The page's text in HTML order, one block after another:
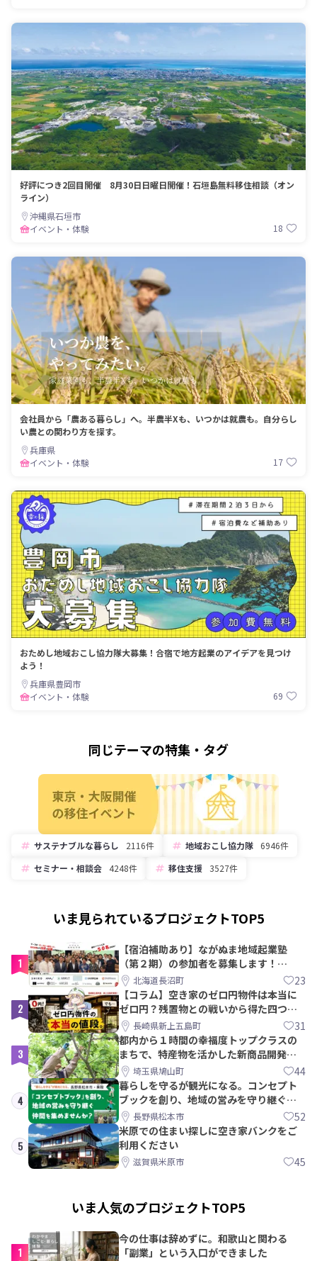
好評につき2回目開催 8月30日日曜日開催！石垣島無料移住相談（オン
ライン）
沖縄県石垣市
イベント・体験
18
会社員から「農ある暮らし」へ。半農半Xも、いつかは就農も。自分らし
い農との関わり方を探す。
兵庫県
イベント・体験
17
おためし地域おこし協力隊大募集！合宿で地方起業のアイデアを見つけ
よう！
兵庫県豊岡市
イベント・体験
69
同じテーマの特集・タグ
サステナブルな暮らし 2116件 地域おこし協力隊
6946件
セミナー・相談会
4248件 移住支援 3527件
いま見られているプロジェクトTOP5
1
【宿泊補助あり】ながぬま地域起業塾
（第２期）の参加者を募集します！
【8/21〆】
北海道長沼町 23
2
【コラム】空き家のゼロ円物件は本当に
ゼロ円？残置物との戦いから得た四つの
教訓｜新上五島町
長崎県新上五島町 31
3
都内から１時間の幸福度トップクラスの
まちで、特産物を活かした新商品開発＆
PRメンバー募集！
埼玉県鳩山町 44
4
暮らしを守るが観光になる。コンセプト
ブックを創り、地域の営みを守り継ぐ仲
間を集めませんか？
長野県松本市 52
5
米原での住まい探しに空き家バンクをご
利用ください
滋賀県米原市 45
いま人気のプロジェクトTOP5
1
今の仕事は辞めずに。和歌山と関わる
「副業」という入口ができました